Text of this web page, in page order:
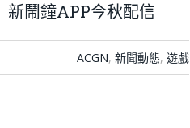
新鬧鐘APP今秋配信
ACGN, 新聞動態, 遊戲